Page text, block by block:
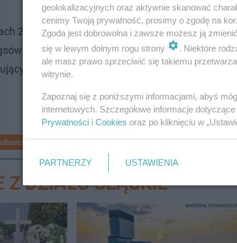
2018-22 w polskim górnictwie podziemnym
górotworu. W wyniku tych zdarzeń doszło
czasową niezdolność do pracy.
Z DZIAŁU ŚLĄSKIE
MATERIAŁ
geolokalizacyjnych oraz aktywnie skanować
cenimy Twoją prywatność, prosimy o zgodę na
Zgoda jest dobrowolna i zawsze możesz ją
się w lewym dolnym rogu strony
. Niektóre
ale masz prawo sprzeciwić się takiemu
witrynie.
Zapoznaj się z poniższymi informacjami, abyś
internetowych. Szczegółowe informacje
Prywatności i Cookies oraz po kliknięciu w
PARTNERZY USTAWIENIA